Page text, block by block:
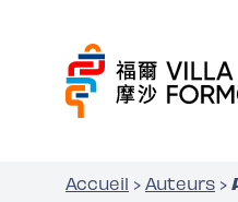
Accueil › Auteurs ›